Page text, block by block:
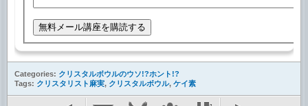
Categories: クリスタルボウルのウソ!?ホント!?
Tags: クリスタリスト麻実, クリスタルボウル, ケイ素